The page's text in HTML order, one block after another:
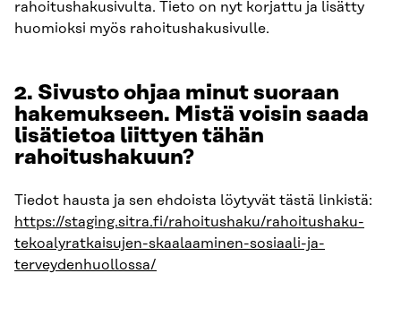
rahoitushakusivulta. Tieto on nyt korjattu ja lisätty
huomioksi myös rahoitushakusivulle.
2. Sivusto ohjaa minut suoraan
hakemukseen. Mistä voisin saada
lisätietoa liittyen tähän
rahoitushakuun?
Tiedot hausta ja sen ehdoista löytyvät tästä linkistä:
https://staging.sitra.fi/rahoitushaku/rahoitushaku-
tekoalyratkaisujen-skaalaaminen-sosiaali-ja-
terveydenhuollossa/